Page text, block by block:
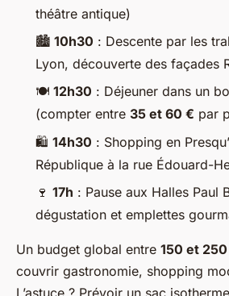
théâtre antique)
🏙️ 10h30 : Descente par les
Lyon, découverte des façades
🍽️ 12h30 : Déjeuner dans un
(compter entre 35 et 60 € par
🛍️ 14h30 : Shopping en
République à la rue Édouard-
🍷 17h : Pause aux Halles Paul
dégustation et emplettes
Un budget global entre 150 et
couvrir gastronomie, shopping